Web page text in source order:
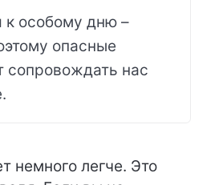
к особому дню –
опасные
сопровождать нас
немного легче. Это